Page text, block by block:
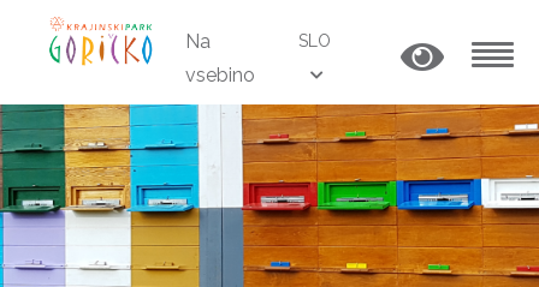
Na
vsebino
SLO